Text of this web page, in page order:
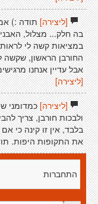
[ליצירה]תודה :)
בה חלק... מצלול,
במציאות קשה לי
החורבן הראשון, שקשה
אבל עדיין אנחנו
[ליצירה]
[ליצירה]כמדומני
ולבכות חורבן, צריך
בלבד, אין זו קינה כי
את התקופות היפות.
התחברות